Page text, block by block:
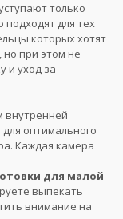
только
для тех
которых хотят
но при этом не
и уход за
внутренней
оптимального
Каждая камера
для малой
выпекать
внимание на